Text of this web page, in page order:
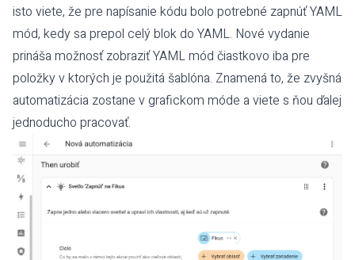
isto viete, že pre napísanie kódu bolo potrebné zapnúť YAML
mód, kedy sa prepol celý blok do YAML. Nové vydanie
prináša možnosť zobraziť YAML mód čiastkovo iba pre
položky v ktorých je použitá šablóna. Znamená to, že zvyšná
automatizácia zostane v grafickom móde a viete s ňou ďalej
jednoducho pracovať.